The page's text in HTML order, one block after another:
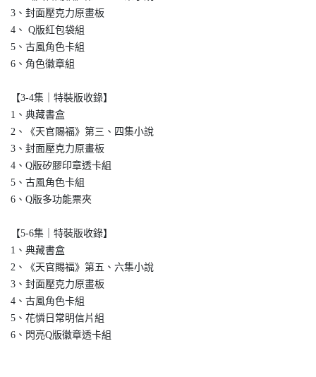
3、封面壓克力原畫板
4、 Q版紅包袋組
5、古風角色卡組
6、角色徽章組
【3-4集｜特裝版收錄】
1、典藏書盒
2、《天官賜福》第三、四集小說
3、封面壓克力原畫板
4、Q版矽膠印章透卡組
5、古風角色卡組
6、Q版多功能票夾
【5-6集｜特裝版收錄】
1、典藏書盒
2、《天官賜福》第五、六集小說
3、封面壓克力原畫板
4、古風角色卡組
5、花憐日常明信片組
6、閃亮Q版徽章透卡組